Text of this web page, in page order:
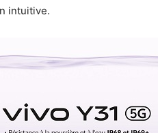
intuitive.